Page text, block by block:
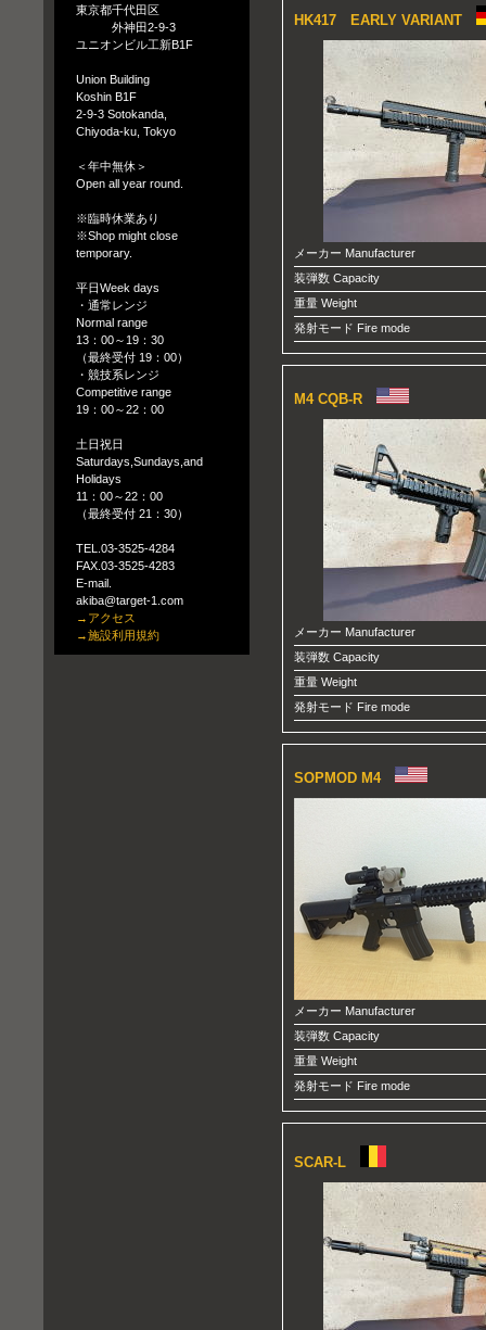
HK417 EARLY VARIANT
メーカー Manufacturer
装弾数 Capacity
重量 Weight
発射モード Fire mode
M4 CQB-R
メーカー Manufacturer
装弾数 Capacity
重量 Weight
発射モード Fire mode
SOPMOD M4
メーカー Manufacturer
装弾数 Capacity
重量 Weight
発射モード Fire mode
SCAR-L
東京都千代田区
外神田2-9-3
ユニオンビル工新B1F
Union Building
Koshin B1F
2-9-3 Sotokanda,
Chiyoda-ku, Tokyo
＜年中無休＞
Open all year round.
※臨時休業あり
※Shop might close
temporary.
平日Week days
・通常レンジ
Normal range
13：00～19：30
（最終受付 19：00）
・競技系レンジ
Competitive range
19：00～22：00
土日祝日
Saturdays,Sundays,and
Holidays
11：00～22：00
（最終受付 21：30）
TEL.03-3525-4284
FAX.03-3525-4283
E-mail.
akiba@target-1.com
→アクセス
→施設利用規約